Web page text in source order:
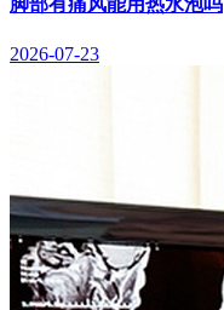
脚部有痛风能用热水泡吗
2026-07-23